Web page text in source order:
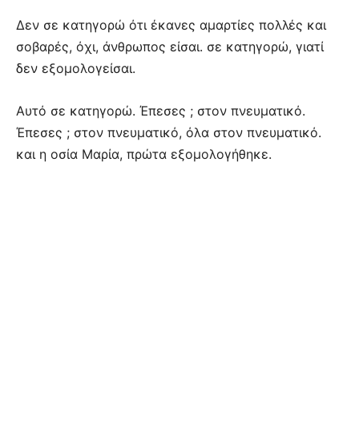
Δεν σε κατηγορώ ότι έκανες αμαρτίες πολλές και
σοβαρές, όχι, άνθρωπος είσαι. σε κατηγορώ, γιατί
δεν εξομολογείσαι.
Αυτό σε κατηγορώ. Έπεσες ; στον πνευματικό.
Έπεσες ; στον πνευματικό, όλα στον πνευματικό.
και η οσία Μαρία, πρώτα εξομολογήθηκε.